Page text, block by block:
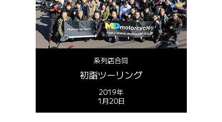
系列店合同
初詣ツーリング
2019年
1月20日